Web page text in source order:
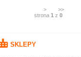
>
>>
strona 1 z 0
SKLEPY